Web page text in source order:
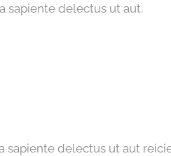
sapiente delectus ut aut.
sapiente delectus ut aut